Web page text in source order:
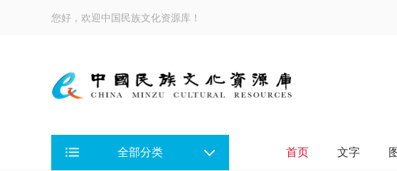
您好，欢迎中国民族文化资源库！
全部分类 首页 文字